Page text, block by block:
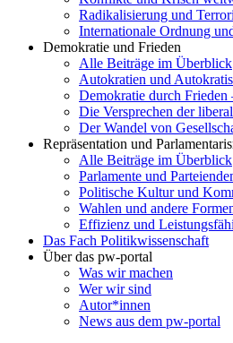
Radikalisierung und
Internationale Ordnung
Demokratie und Frieden
Alle Beiträge im Überblick
Autokratien und
Demokratie durch
Die Versprechen der
Der Wandel von
Repräsentation und
Alle Beiträge im Überblick
Parlamente und
Politische Kultur und
Wahlen und andere
Effizienz und
Das Fach Politikwissenschaft
Über das pw-portal
Was wir machen
Wer wir sind
Autor*innen
News aus dem pw-portal